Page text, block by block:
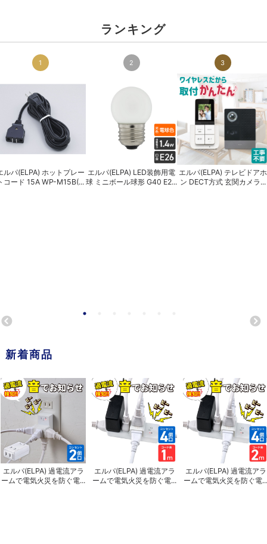
ランキング
1
ルパ(ELPA) ホットプレー
コード 15A WP-M15B(...
2
エルパ(ELPA) LED装飾用電
球 ミニボール球形 G40 E2...
3
エルパ(ELPA) テレビドアホ
ン DECT方式 玄関カメラ...
新着商品
エルパ(ELPA) 過電流アラ
ームで電気火災を防ぐ電...
エルパ(ELPA) 過電流アラ
ームで電気火災を防ぐ電...
エルパ(ELPA) 過電流アラ
ームで電気火災を防ぐ電